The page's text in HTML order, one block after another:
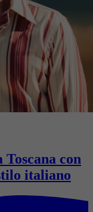
con
italiano